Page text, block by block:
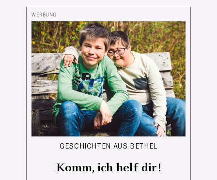
GESCHICHTEN AUS BETHEL
Komm, ich helf dir!